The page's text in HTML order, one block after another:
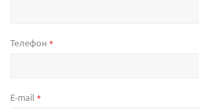
Телефон *
E-mail *